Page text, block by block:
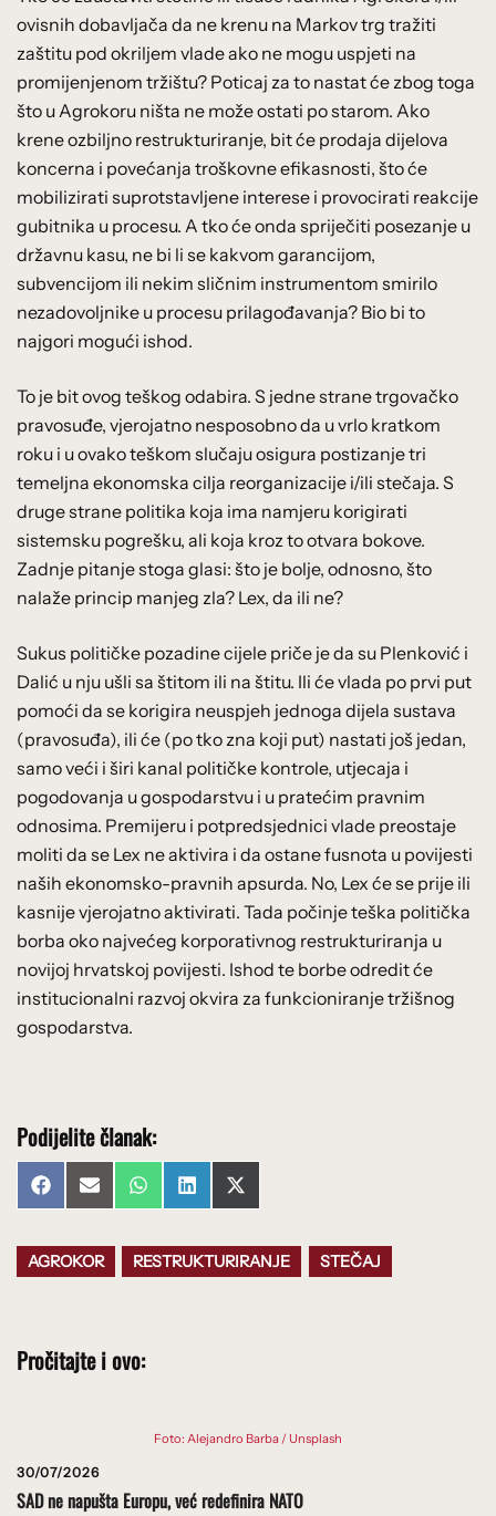
ovisnih dobavljača da ne krenu na Markov trg tražiti
zaštitu pod okriljem vlade ako ne mogu uspjeti na
promijenjenom tržištu? Poticaj za to nastat će zbog toga
što u Agrokoru ništa ne može ostati po starom. Ako
krene ozbiljno restrukturiranje, bit će prodaja dijelova
koncerna i povećanja troškovne efikasnosti, što će
mobilizirati suprotstavljene interese i provocirati reakcije
gubitnika u procesu. A tko će onda spriječiti posezanje u
državnu kasu, ne bi li se kakvom garancijom,
subvencijom ili nekim sličnim instrumentom smirilo
nezadovoljnike u procesu prilagođavanja? Bio bi to
najgori mogući ishod.
To je bit ovog teškog odabira. S jedne strane trgovačko
pravosuđe, vjerojatno nesposobno da u vrlo kratkom
roku i u ovako teškom slučaju osigura postizanje tri
temeljna ekonomska cilja reorganizacije i/ili stečaja. S
druge strane politika koja ima namjeru korigirati
sistemsku pogrešku, ali koja kroz to otvara bokove.
Zadnje pitanje stoga glasi: što je bolje, odnosno, što
nalaže princip manjeg zla? Lex, da ili ne?
Sukus političke pozadine cijele priče je da su Plenković i
Dalić u nju ušli sa štitom ili na štitu. Ili će vlada po prvi put
pomoći da se korigira neuspjeh jednoga dijela sustava
(pravosuđa), ili će (po tko zna koji put) nastati još jedan,
samo veći i širi kanal političke kontrole, utjecaja i
pogodovanja u gospodarstvu i u pratećim pravnim
odnosima. Premijeru i potpredsjednici vlade preostaje
moliti da se Lex ne aktivira i da ostane fusnota u povijesti
naših ekonomsko-pravnih apsurda. No, Lex će se prije ili
kasnije vjerojatno aktivirati. Tada počinje teška politička
borba oko najvećeg korporativnog restrukturiranja u
novijoj hrvatskoj povijesti. Ishod te borbe odredit će
institucionalni razvoj okvira za funkcioniranje tržišnog
gospodarstva.
Podijelite članak:
Share
on
FacebookShare
on
Email Share
on
WhatsAppShare
on
LinkedInShare
on
X
(Twitter)
AGROKOR RESTRUKTURIRANJE STEČAJ
Pročitajte i ovo:
Foto: Alejandro Barba / Unsplash
30/07/2026
SAD ne napušta Europu, već redefinira NATO